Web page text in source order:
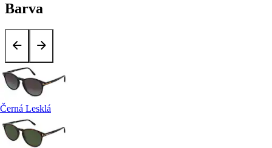
Barva
Černá Lesklá